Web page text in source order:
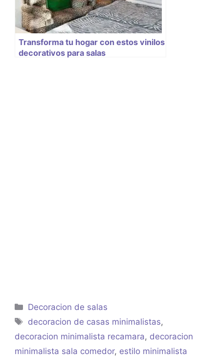
Transforma tu hogar con estos vinilos
decorativos para salas
Categorías
Decoracion de salas
Etiquetas
decoracion de casas minimalistas,
decoracion minimalista recamara, decoracion
minimalista sala comedor, estilo minimalista